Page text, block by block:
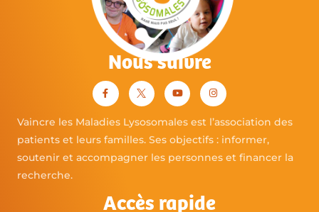
Nous suivre
Vaincre les Maladies Lysosomales est l’association des
patients et leurs familles. Ses objectifs : informer,
soutenir et accompagner les personnes et financer la
recherche.
Accès rapide